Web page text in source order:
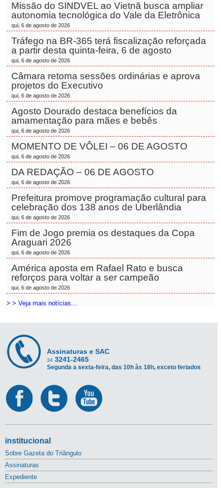
Missão do SINDVEL ao Vietnã busca ampliar
autonomia tecnológica do Vale da Eletrônica
qui, 6 de agosto de 2026
Tráfego na BR-365 terá fiscalização reforçada
a partir desta quinta-feira, 6 de agosto
qui, 6 de agosto de 2026
Câmara retoma sessões ordinárias e aprova
projetos do Executivo
qui, 6 de agosto de 2026
Agosto Dourado destaca benefícios da
amamentação para mães e bebês
qui, 6 de agosto de 2026
MOMENTO DE VÔLEI – 06 DE AGOSTO
qui, 6 de agosto de 2026
DA REDAÇÃO – 06 DE AGOSTO
qui, 6 de agosto de 2026
Prefeitura promove programação cultural para
celebração dos 138 anos de Uberlândia
qui, 6 de agosto de 2026
Fim de Jogo premia os destaques da Copa
Araguari 2026
qui, 6 de agosto de 2026
América aposta em Rafael Rato e busca
reforços para voltar a ser campeão
qui, 6 de agosto de 2026
> > Veja mais notícias...
Assinaturas e SAC
34 3241-2465
Segunda a sexta-feira, das 10h às 18h, exceto feriados
institucional
Sobre Gazeta do Triângulo
Assinaturas
Expediente